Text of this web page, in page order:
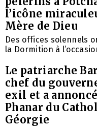
l’icône
Mère de Dieu
Des offices solennels
la Dormition à
Le patriarche
chef du
exil et a
Phanar du
Géorgie